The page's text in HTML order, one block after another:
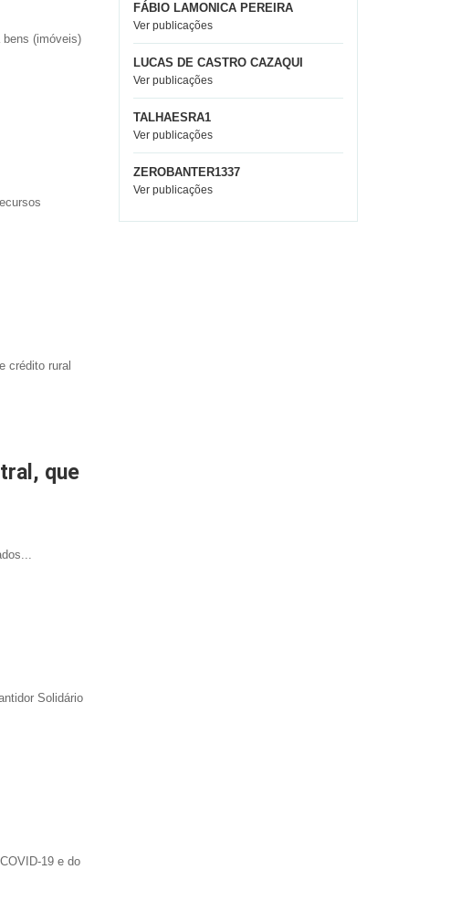
bens (imóveis)
crédito rural
que
Solidário
19 e do
FÁBIO LAMONICA PEREIRA
Ver publicações
LUCAS DE CASTRO CAZAQUI
Ver publicações
TALHAESRA1
Ver publicações
ZEROBANTER1337
Ver publicações